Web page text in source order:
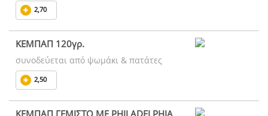
2,70
ΚΕΜΠΑΠ 120γρ.
συνοδεύεται από ψωμάκι & πατάτες
2,50
ΚΕΜΠΑΠ ΓΕΜΙΣΤΟ ΜΕ PHILADELPHIA